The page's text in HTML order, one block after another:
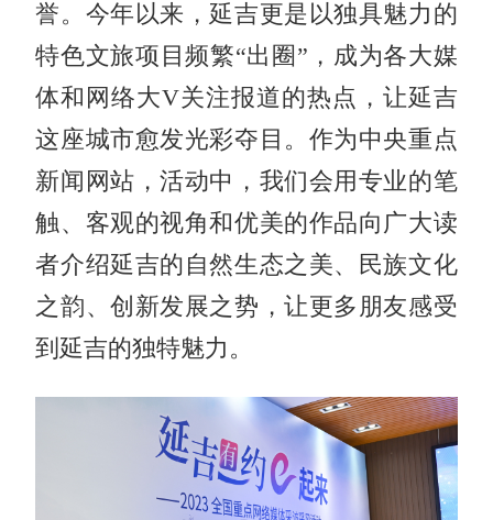
誉。今年以来，延吉更是以独具魅力的
特色文旅项目频繁“出圈”，成为各大媒
体和网络大V关注报道的热点，让延吉
这座城市愈发光彩夺目。作为中央重点
新闻网站，活动中，我们会用专业的笔
触、客观的视角和优美的作品向广大读
者介绍延吉的自然生态之美、民族文化
之韵、创新发展之势，让更多朋友感受
到延吉的独特魅力。